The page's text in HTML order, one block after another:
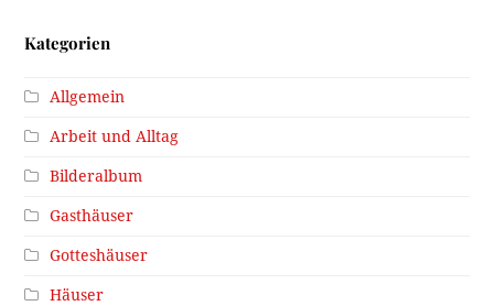
Kategorien
Allgemein
Arbeit und Alltag
Bilderalbum
Gasthäuser
Gotteshäuser
Häuser